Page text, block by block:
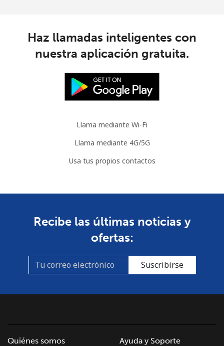
Haz llamadas inteligentes con
nuestra aplicación gratuita.
Llama mediante Wi-Fi
Llama mediante 4G/5G
Usa tus propios contactos
Recibe las últimas noticias y
ofertas:
Suscribirse
Quiénes somos
Ayuda y Soporte